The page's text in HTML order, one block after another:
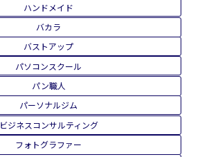
ハンドメイド
バカラ
バストアップ
パソコンスクール
パン職人
パーソナルジム
ビジネスコンサルティング
フォトグラファー